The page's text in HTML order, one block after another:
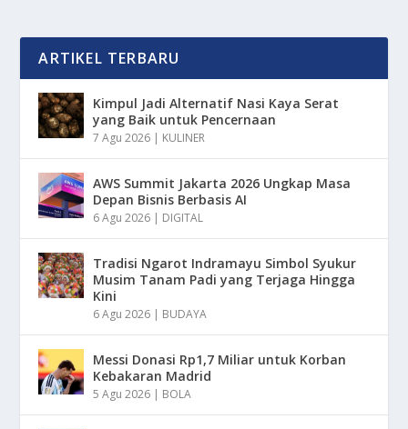
ARTIKEL TERBARU
Kimpul Jadi Alternatif Nasi Kaya Serat
yang Baik untuk Pencernaan
7 Agu 2026 | KULINER
AWS Summit Jakarta 2026 Ungkap Masa
Depan Bisnis Berbasis AI
6 Agu 2026 | DIGITAL
Tradisi Ngarot Indramayu Simbol Syukur
Musim Tanam Padi yang Terjaga Hingga
Kini
6 Agu 2026 | BUDAYA
Messi Donasi Rp1,7 Miliar untuk Korban
Kebakaran Madrid
5 Agu 2026 | BOLA